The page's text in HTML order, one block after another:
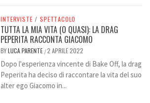
INTERVISTE / SPETTACOLO
TUTTA LA MIA VITA (O QUASI): LA DRAG
PEPERITA RACCONTA GIACOMO
BYLUCA PARENTE /2 APRILE 2022
Dopo l'esperienza vincente di Bake Off, la drag
Peperita ha deciso di raccontare la vita del suo
alter ego Giacomo in...